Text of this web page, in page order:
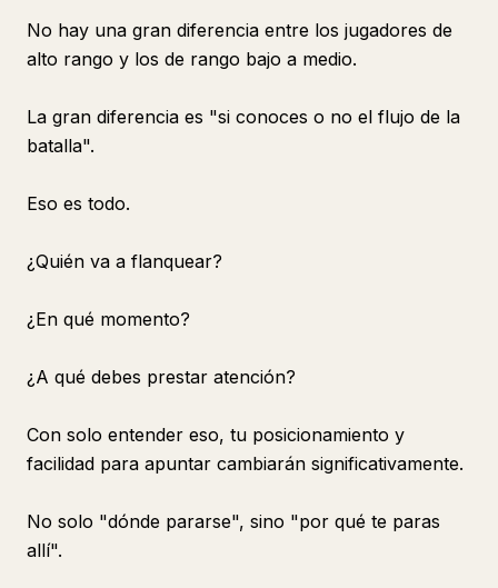
No hay una gran diferencia entre los jugadores de
alto rango y los de rango bajo a medio.
La gran diferencia es "si conoces o no el flujo de la
batalla".
Eso es todo.
¿Quién va a flanquear?
¿En qué momento?
¿A qué debes prestar atención?
Con solo entender eso, tu posicionamiento y
facilidad para apuntar cambiarán significativamente.
No solo "dónde pararse", sino "por qué te paras
allí".